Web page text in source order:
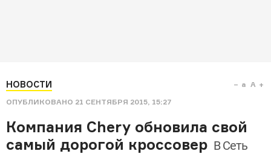
НОВОСТИ
ОПУБЛИКОВАНО 21 СЕНТЯБРЯ 2015, 15:27
a A
Компания Chery обновила свой
самый дорогой кроссовер В Сеть